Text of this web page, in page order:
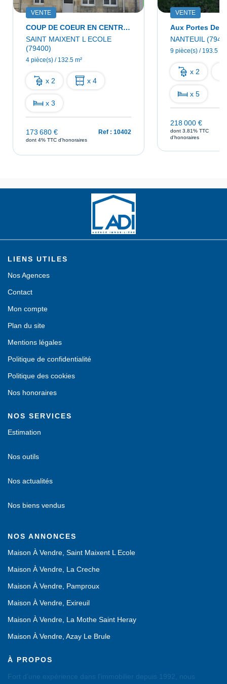
VENTE
COUP DE COEUR EN CENTRE VILLE !
SAINT MAIXENT L ECOLE
(79400)
4 pièce(s) / 132.5 m²
x 2 x 4
x 3
173 680 €
dont 4% TTC d'honoraires
Ref : 10402
VENTE
NANTEUIL
9 pièce(s) / 193.5 m²
x 2
x 5
218 000 €
dont 3.81% TTC
d'honoraires
LIENS UTILES
Nos Agences
Contact
Mon compte
Plan du site
Mentions légales
Politique de confidentialité
Politique des cookies
Nos honoraires
NOS SERVICES
Estimation
Nos outils
Nos actualités
Nos biens vendus
NOS ANNONCES
Maison À Vendre, Saint Maixent L Ecole
Maison À Vendre, La Creche
Maison À Vendre, Pamproux
Maison À Vendre, Exireuil
Maison À Vendre, La Mothe Saint Heray
Maison À Vendre, Azay Le Brule
À PROPOS
Fort d’une expérience dans l'immobilier depuis 1992, nous